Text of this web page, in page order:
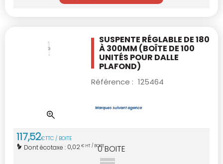
SUSPENTE RÉGLABLE DE 180
À 300MM (BOÎTE DE 100
UNITÉS POUR DALLE
PLAFOND)
Référence : 125464
117,52€TTC / BOITE
Dont écotaxe : 0,02€ HT / BOITE
0 BOITE